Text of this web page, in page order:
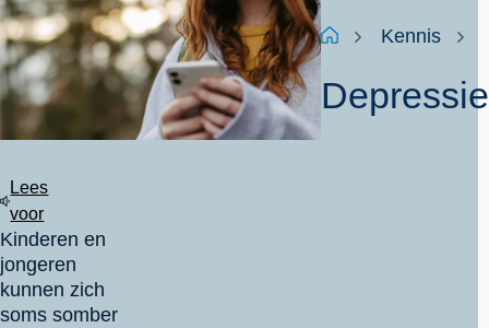
Kruimelpad
HomeKennis
Depressie
Kinderen en
jongeren
kunnen zich
soms somber
Lees
voor